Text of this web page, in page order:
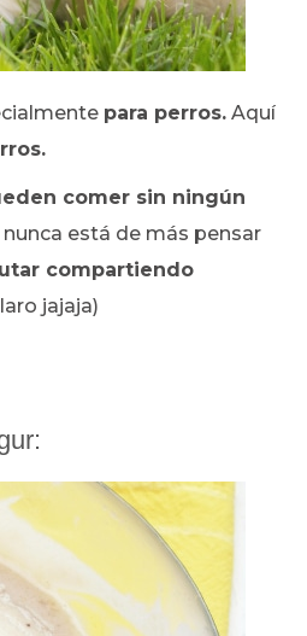
para perros. Aquí
comer sin ningún
está de más pensar
compartiendo
jajaja)